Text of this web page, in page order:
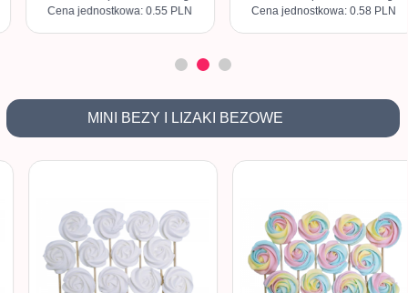
Cena jednostkowa: 0.55 PLN
Cena jednostkowa: 0.58 PLN
MINI BEZY I LIZAKI BEZOWE